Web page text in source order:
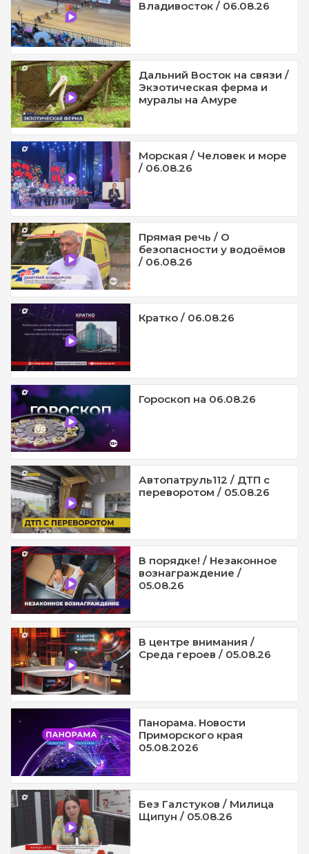
Владивосток / 06.08.26
Дальний Восток на связи /
Экзотическая ферма и
муралы на Амуре
Морская / Человек и море
/ 06.08.26
Прямая речь / О
безопасности у водоёмов
/ 06.08.26
Кратко / 06.08.26
Гороскоп на 06.08.26
Автопатруль112 / ДТП с
переворотом / 05.08.26
В порядке! / Незаконное
вознаграждение /
05.08.26
В центре внимания /
Среда героев / 05.08.26
Панорама. Новости
Приморского края
05.08.2026
Без Галстуков / Милица
Щипун / 05.08.26